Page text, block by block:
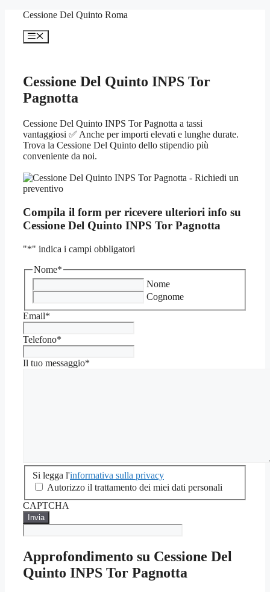
contenuto
Cessione Del Quinto Roma
Menu
Cessione Del Quinto INPS Tor
Pagnotta
Cessione Del Quinto INPS Tor Pagnotta a tassi
vantaggiosi ✅ Anche per importi elevati e lunghe durate.
Trova la Cessione Del Quinto dello stipendio più
conveniente da noi.
Compila il form per ricevere ulteriori info su
Cessione Del Quinto INPS Tor Pagnotta
"*" indica i campi obbligatori
Nome*
Nome
Cognome
Email*
Telefono*
Il tuo messaggio*
Si
legga
sulla
privacy
Si legga l'informativa sulla privacy
Autorizzo il trattamento dei miei dati personali
CAPTCHA
Approfondimento su Cessione Del
Quinto INPS Tor Pagnotta